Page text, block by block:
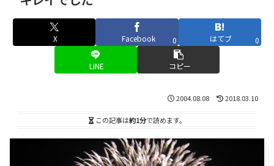
X Facebook 0 はてブ 0
LINE コピー
2004.08.08 2018.03.10
この記事は約1分で読めます。